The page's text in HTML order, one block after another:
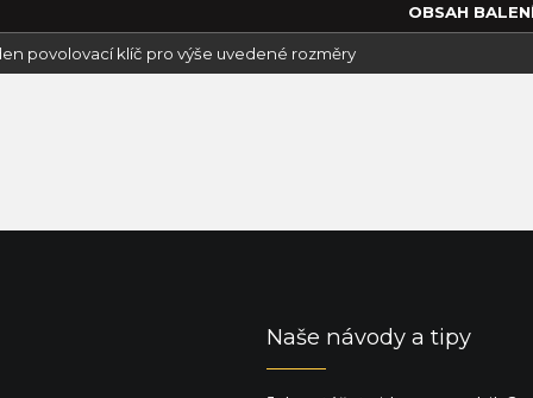
OBSAH
povolovací klíč pro výše uvedené rozměry
Naše návody a tipy